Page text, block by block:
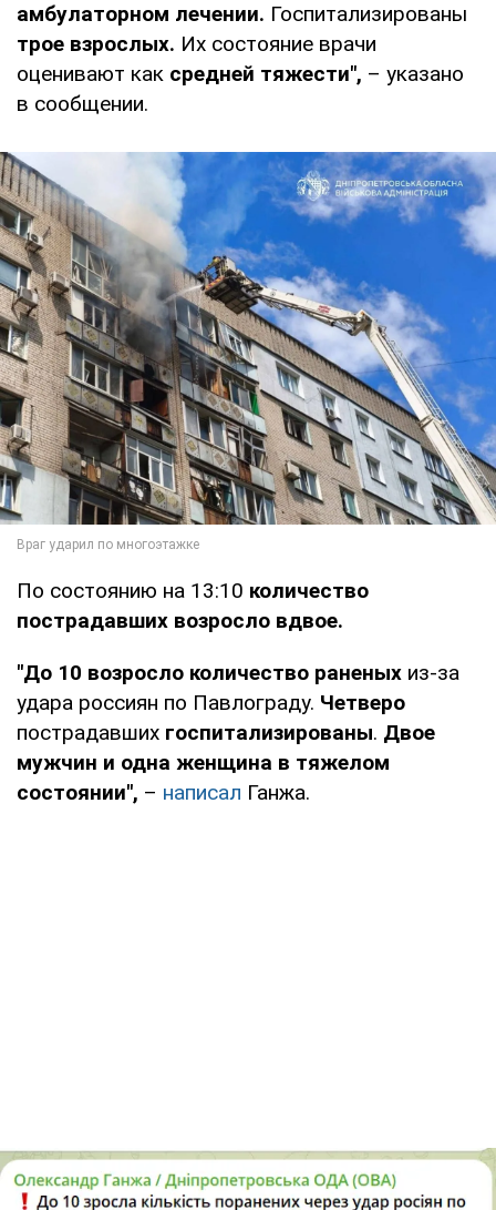
амбулаторном лечении. Госпитализированы
трое взрослых. Их состояние врачи
оценивают как средней тяжести", – указано
в сообщении.
По состоянию на 13:10 количество
пострадавших возросло вдвое.
"До 10 возросло количество раненых из-за
удара россиян по Павлограду. Четверо
пострадавших госпитализированы. Двое
мужчин и одна женщина в тяжелом
состоянии", – написал Ганжа.